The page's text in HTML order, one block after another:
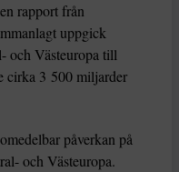
rapport från
uppgick
och Västeuropa till
cirka 3 500 miljarder
påverkan på
och Västeuropa.